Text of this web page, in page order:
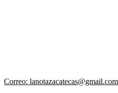
Correo: lanotazacatecas@gmail.com